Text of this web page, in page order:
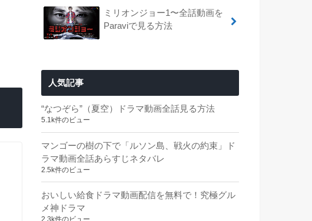
ミリオンジョー1〜全話動画を
Paraviで見る方法
人気記事
“なつぞら”（夏空）ドラマ動画全話見る方法
5.1k件のビュー
マンゴーの樹の下で「ルソン島、戦火の約束」ド
ラマ動画全話あらすじネタバレ
2.5k件のビュー
おいしい給食ドラマ動画配信を無料で！究極グル
メ神ドラマ
2.3k件のビュー